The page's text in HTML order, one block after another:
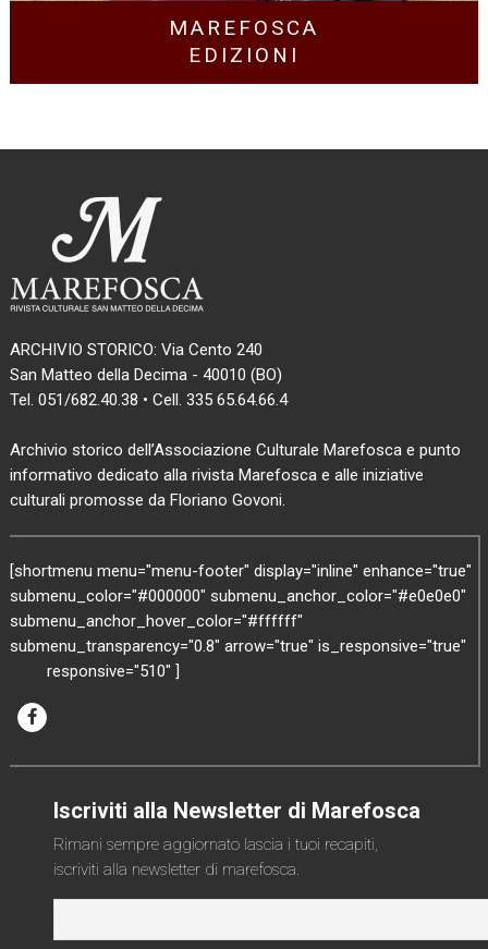
MAREFOSCA
EDIZIONI
ARCHIVIO STORICO: Via Cento 240
San Matteo della Decima - 40010 (BO)
Tel. 051/682.40.38 • Cell. 335 65.64.66.4
Archivio storico dell’Associazione Culturale Marefosca e punto
informativo dedicato alla rivista Marefosca e alle iniziative
culturali promosse da Floriano Govoni.
[shortmenu menu="menu-footer" display="inline" enhance="true"
submenu_color="#000000" submenu_anchor_color="#e0e0e0"
submenu_anchor_hover_color="#ffffff"
submenu_transparency="0.8" arrow="true" is_responsive="true"
responsive="510" ]
Iscriviti alla Newsletter di Marefosca
Rimani sempre aggiornato lascia i tuoi recapiti,
iscriviti alla newsletter di marefosca.